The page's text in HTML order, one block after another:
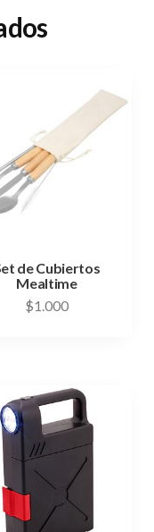
de Cubiertos
Mealtime
$1.000